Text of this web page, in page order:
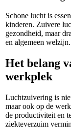
Schone lucht is
kinderen. Zuivere
gezondheid, maar
en algemeen welzijn.
Het belang
werkplek
Luchtzuivering is
maar ook op de
de productiviteit en
ziekteverzuim